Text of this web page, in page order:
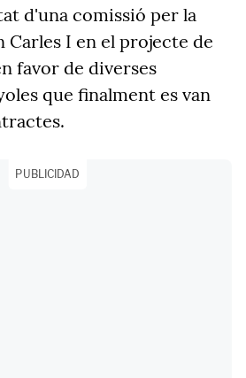
d'una comissió per la
Carles I en el projecte de
favor de diverses
que finalment es van
PUBLICIDAD